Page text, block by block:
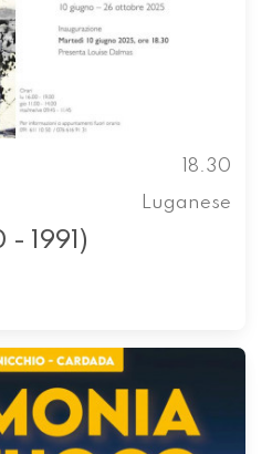
18.30
Luganese
- 1991)